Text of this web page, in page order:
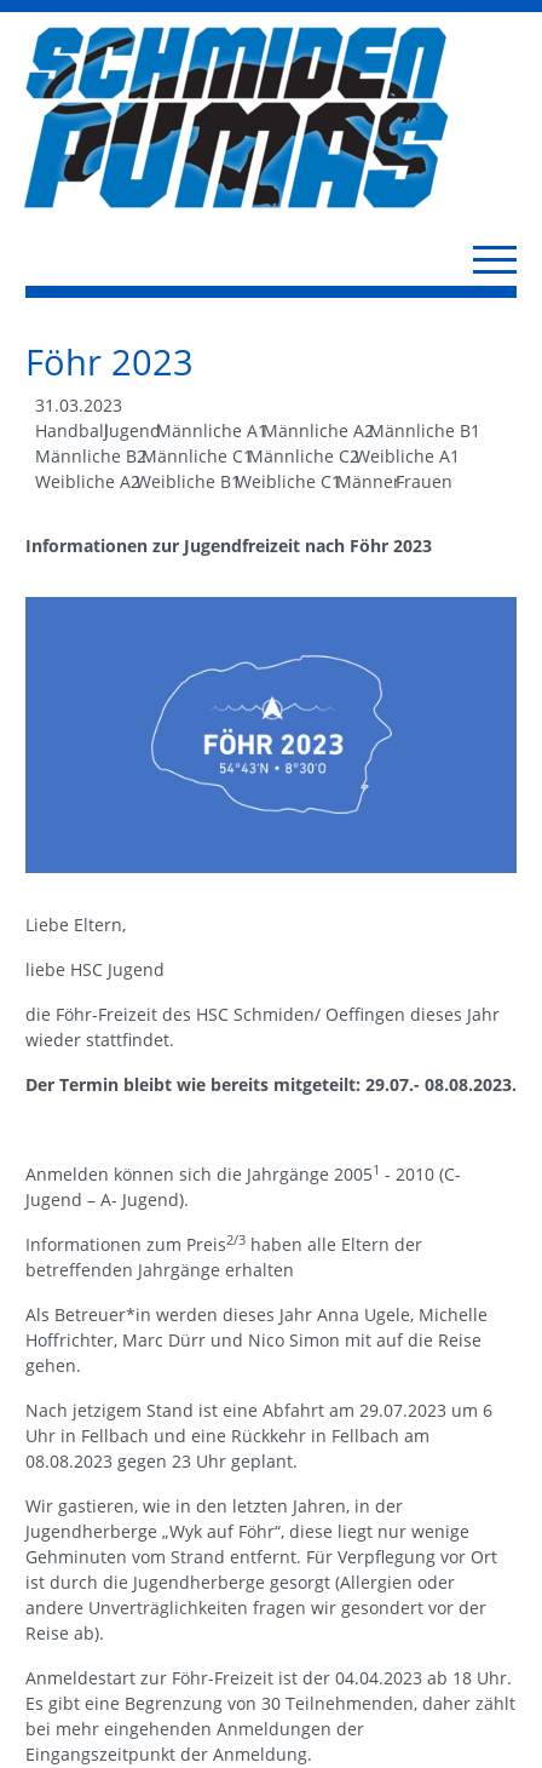
Föhr 2023
31.03.2023
HandballJugendMännliche A1Männliche A2Männliche B1
Männliche B2Männliche C1Männliche C2Weibliche A1
Weibliche A2Weibliche B1Weibliche C1MännerFrauen
Informationen zur Jugendfreizeit nach Föhr 2023
Liebe Eltern,
liebe HSC Jugend
die Föhr-Freizeit des HSC Schmiden/ Oeffingen dieses Jahr
wieder stattfindet.
Der Termin bleibt wie bereits mitgeteilt: 29.07.- 08.08.2023.
Anmelden können sich die Jahrgänge 20051 - 2010 (C-
Jugend – A- Jugend).
Informationen zum Preis2/3 haben alle Eltern der
betreffenden Jahrgänge erhalten
Als Betreuer*in werden dieses Jahr Anna Ugele, Michelle
Hoffrichter, Marc Dürr und Nico Simon mit auf die Reise
gehen.
Nach jetzigem Stand ist eine Abfahrt am 29.07.2023 um 6
Uhr in Fellbach und eine Rückkehr in Fellbach am
08.08.2023 gegen 23 Uhr geplant.
Wir gastieren, wie in den letzten Jahren, in der
Jugendherberge „Wyk auf Föhr“, diese liegt nur wenige
Gehminuten vom Strand entfernt. Für Verpflegung vor Ort
ist durch die Jugendherberge gesorgt (Allergien oder
andere Unverträglichkeiten fragen wir gesondert vor der
Reise ab).
Anmeldestart zur Föhr-Freizeit ist der 04.04.2023 ab 18 Uhr.
Es gibt eine Begrenzung von 30 Teilnehmenden, daher zählt
bei mehr eingehenden Anmeldungen der
Eingangszeitpunkt der Anmeldung.